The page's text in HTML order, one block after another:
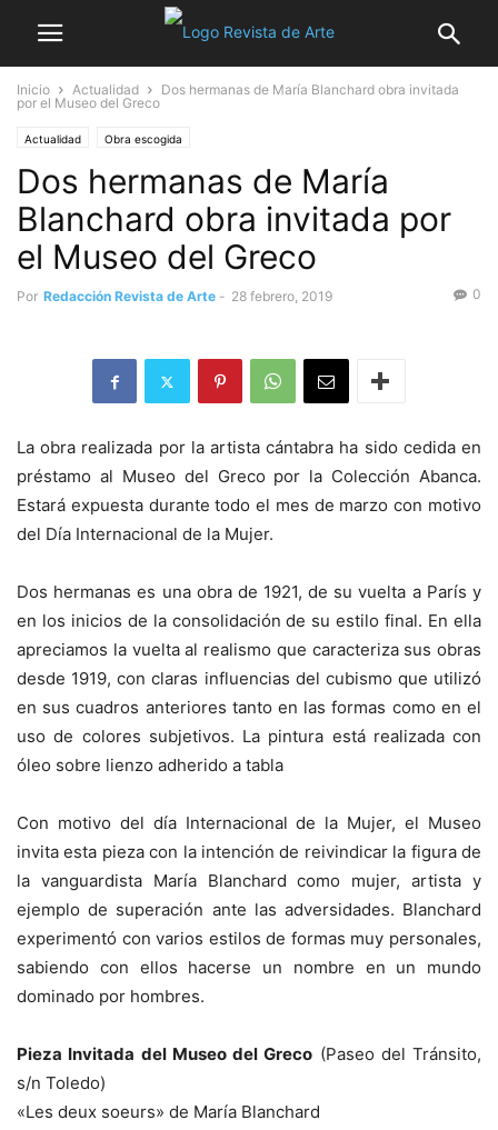
Inicio Actualidad
Dos hermanas de María Blanchard obra invitada
por el Museo del Greco
Actualidad Obra escogida
Dos hermanas de María
Blanchard obra invitada por
el Museo del Greco
Por Redacción Revista de Arte - 28 febrero, 2019 0
La obra realizada por la artista cántabra ha sido cedida en
préstamo al Museo del Greco por la Colección Abanca.
Estará expuesta durante todo el mes de marzo con motivo
del Día Internacional de la Mujer.
Dos hermanas es una obra de 1921, de su vuelta a París y
en los inicios de la consolidación de su estilo final. En ella
apreciamos la vuelta al realismo que caracteriza sus obras
desde 1919, con claras influencias del cubismo que utilizó
en sus cuadros anteriores tanto en las formas como en el
uso de colores subjetivos. La pintura está realizada con
óleo sobre lienzo adherido a tabla
Con motivo del día Internacional de la Mujer, el Museo
invita esta pieza con la intención de reivindicar la figura de
la vanguardista María Blanchard como mujer, artista y
ejemplo de superación ante las adversidades. Blanchard
experimentó con varios estilos de formas muy personales,
sabiendo con ellos hacerse un nombre en un mundo
dominado por hombres.
Pieza Invitada del Museo del Greco (Paseo del Tránsito,
s/n Toledo)
«Les deux soeurs» de María Blanchard